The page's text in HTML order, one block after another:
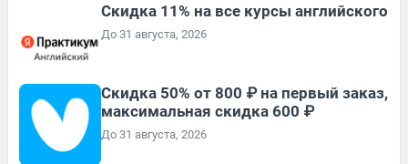
Скидка 11% на все курсы английского
До 31 августа, 2026
Скидка 50% от 800 ₽ на первый заказ,
максимальная скидка 600 ₽
До 31 августа, 2026